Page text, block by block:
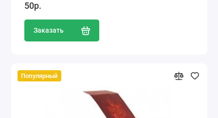
50р.
Заказать
Популярный